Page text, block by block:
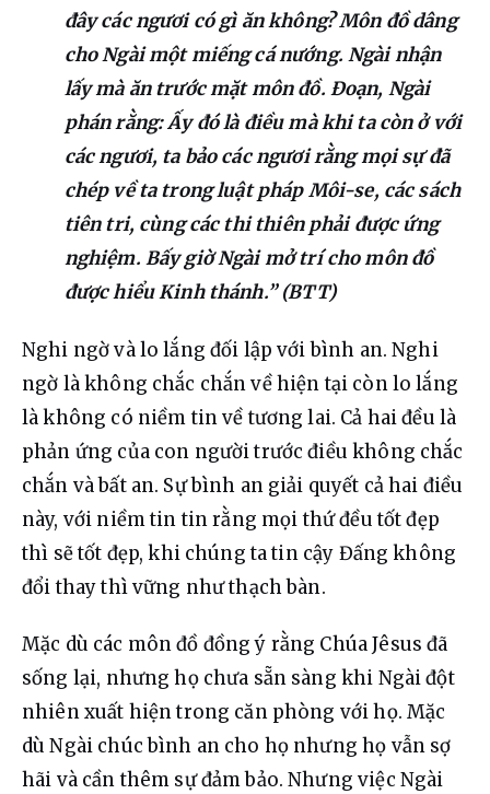
đây các ngươi có gì ăn không? Môn đồ dâng
cho Ngài một miếng cá nướng. Ngài nhận
lấy mà ăn trước mặt môn đồ. Đoạn, Ngài
phán rằng: Ấy đó là điều mà khi ta còn ở với
các ngươi, ta bảo các ngươi rằng mọi sự đã
chép về ta trong luật pháp Môi-se, các sách
tiên tri, cùng các thi thiên phải được ứng
nghiệm. Bấy giờ Ngài mở trí cho môn đồ
được hiểu Kinh thánh.” (BTT)
Nghi ngờ và lo lắng đối lập với bình an. Nghi
ngờ là không chắc chắn về hiện tại còn lo lắng
là không có niềm tin về tương lai. Cả hai đều là
phản ứng của con người trước điều không chắc
chắn và bất an. Sự bình an giải quyết cả hai điều
này, với niềm tin tin rằng mọi thứ đều tốt đẹp
thì sẽ tốt đẹp, khi chúng ta tin cậy Đấng không
đổi thay thì vững như thạch bàn.
Mặc dù các môn đồ đồng ý rằng Chúa Jêsus đã
sống lại, nhưng họ chưa sẵn sàng khi Ngài đột
nhiên xuất hiện trong căn phòng với họ. Mặc
dù Ngài chúc bình an cho họ nhưng họ vẫn sợ
hãi và cần thêm sự đảm bảo. Nhưng việc Ngài